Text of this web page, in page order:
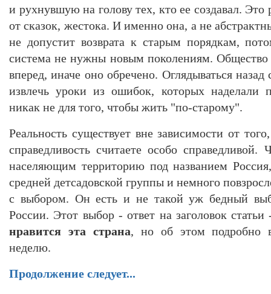
и рухнувшую на голову тех, кто ее создавал. Это
от сказок, жестока. И именно она, а не
не допустит возврата к старым порядкам,
система не нужны новым поколениям. Общество
вперед, иначе оно обречено. Оглядываться
извлечь уроки из ошибок, которых наделали
никак не для того, чтобы жить "по-старому".
Реальность существует вне зависимости от
справедливость считаете особо
населяющим территорию под названием
средней детсадовской группы и немного
с выбором. Он есть и не такой уж бедный
России. Этот выбор - ответ на заголовок
нравится эта страна, но об этом подробно
неделю.
Продолжение следует...